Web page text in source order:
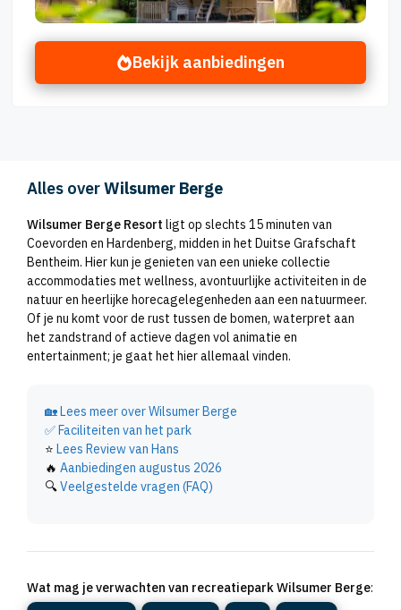
Bekijk aanbiedingen
Alles overWilsumer Berge
Wilsumer Berge Resort ligt op slechts 15 minuten van
Coevorden en Hardenberg, midden in het Duitse Grafschaft
Bentheim. Hier kun je genieten van een unieke collectie
accommodaties met wellness, avontuurlijke activiteiten in de
natuur en heerlijke horecagelegenheden aan een natuurmeer.
Of je nu komt voor de rust tussen de bomen, waterpret aan
het zandstrand of actieve dagen vol animatie en
entertainment; je gaat het hier allemaal vinden.
🏡Lees meer over Wilsumer Berge
✅Faciliteiten van het park
⭐ Lees Review van Hans
🔥 Aanbiedingen augustus 2026
🔍Veelgestelde vragen (FAQ)
Wat mag je verwachten van recreatiepark Wilsumer Berge: